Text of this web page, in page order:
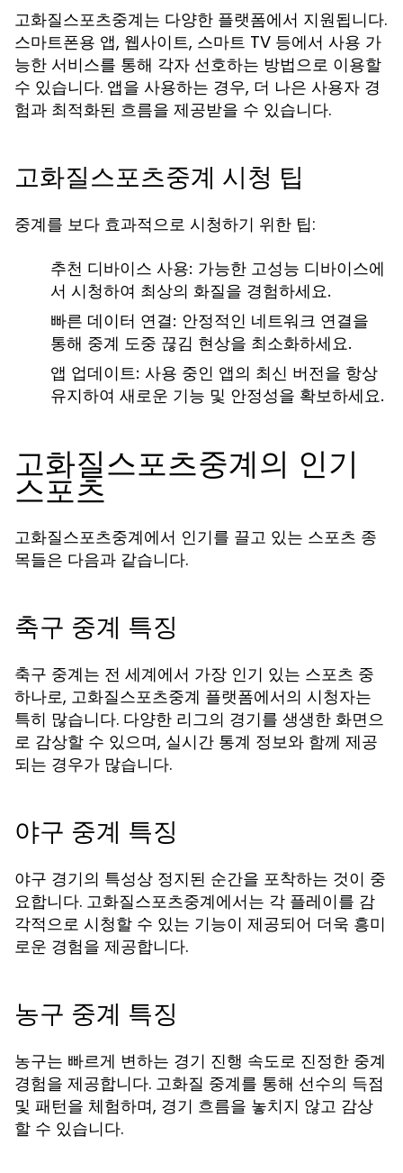
고화질스포츠중계는 다양한 플랫폼에서 지원됩니다.
스마트폰용 앱, 웹사이트, 스마트 TV 등에서 사용 가
능한 서비스를 통해 각자 선호하는 방법으로 이용할
수 있습니다. 앱을 사용하는 경우, 더 나은 사용자 경
험과 최적화된 흐름을 제공받을 수 있습니다.
고화질스포츠중계 시청 팁
중계를 보다 효과적으로 시청하기 위한 팁:
추천 디바이스 사용: 가능한 고성능 디바이스에
서 시청하여 최상의 화질을 경험하세요.
빠른 데이터 연결: 안정적인 네트워크 연결을
통해 중계 도중 끊김 현상을 최소화하세요.
앱 업데이트: 사용 중인 앱의 최신 버전을 항상
유지하여 새로운 기능 및 안정성을 확보하세요.
고화질스포츠중계의 인기
스포츠
고화질스포츠중계에서 인기를 끌고 있는 스포츠 종
목들은 다음과 같습니다.
축구 중계 특징
축구 중계는 전 세계에서 가장 인기 있는 스포츠 중
하나로, 고화질스포츠중계 플랫폼에서의 시청자는
특히 많습니다. 다양한 리그의 경기를 생생한 화면으
로 감상할 수 있으며, 실시간 통계 정보와 함께 제공
되는 경우가 많습니다.
야구 중계 특징
야구 경기의 특성상 정지된 순간을 포착하는 것이 중
요합니다. 고화질스포츠중계에서는 각 플레이를 감
각적으로 시청할 수 있는 기능이 제공되어 더욱 흥미
로운 경험을 제공합니다.
농구 중계 특징
농구는 빠르게 변하는 경기 진행 속도로 진정한 중계
경험을 제공합니다. 고화질 중계를 통해 선수의 득점
및 패턴을 체험하며, 경기 흐름을 놓치지 않고 감상
할 수 있습니다.